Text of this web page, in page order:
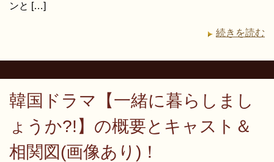
ンと […]
続きを読む
韓国ドラマ【一緒に暮らしまし
ょうか?!】の概要とキャスト＆
相関図(画像あり)！